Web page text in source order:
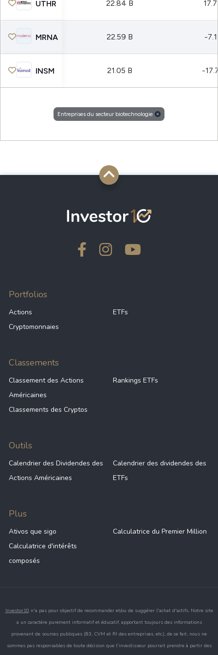
UTHR 22.84 B
MRNA 22.59 B -
INSM 21.05 B -
Entreprises du secteur biotechnologie
Portfolios
Actions
ETFs
Cryptomonnaies
Classements
Classement des Actions
Américaines
Rankings ETFs
Classements des Cryptos
Outils
Calendrier des Dividendes des
Actions Américaines
Calendrier des dividendes des
ETFs
Plus
Ativos que sigo
Calculatrice du Premier Million
Calculatrice d'intérêts
composés
Investor10 n'a pas pour objectif de recommander et/ou de suggérer l'achat d'actifs. Notre site
a un caractère purement informatif et éducatif, apportant toujours des informations
provenant de sources publiques (B3, CVM et RI des entreprises, etc.), de ce fait, nous ne
sommes pas responsables de toute décision que l'investisseur pourrait prendre à partir des